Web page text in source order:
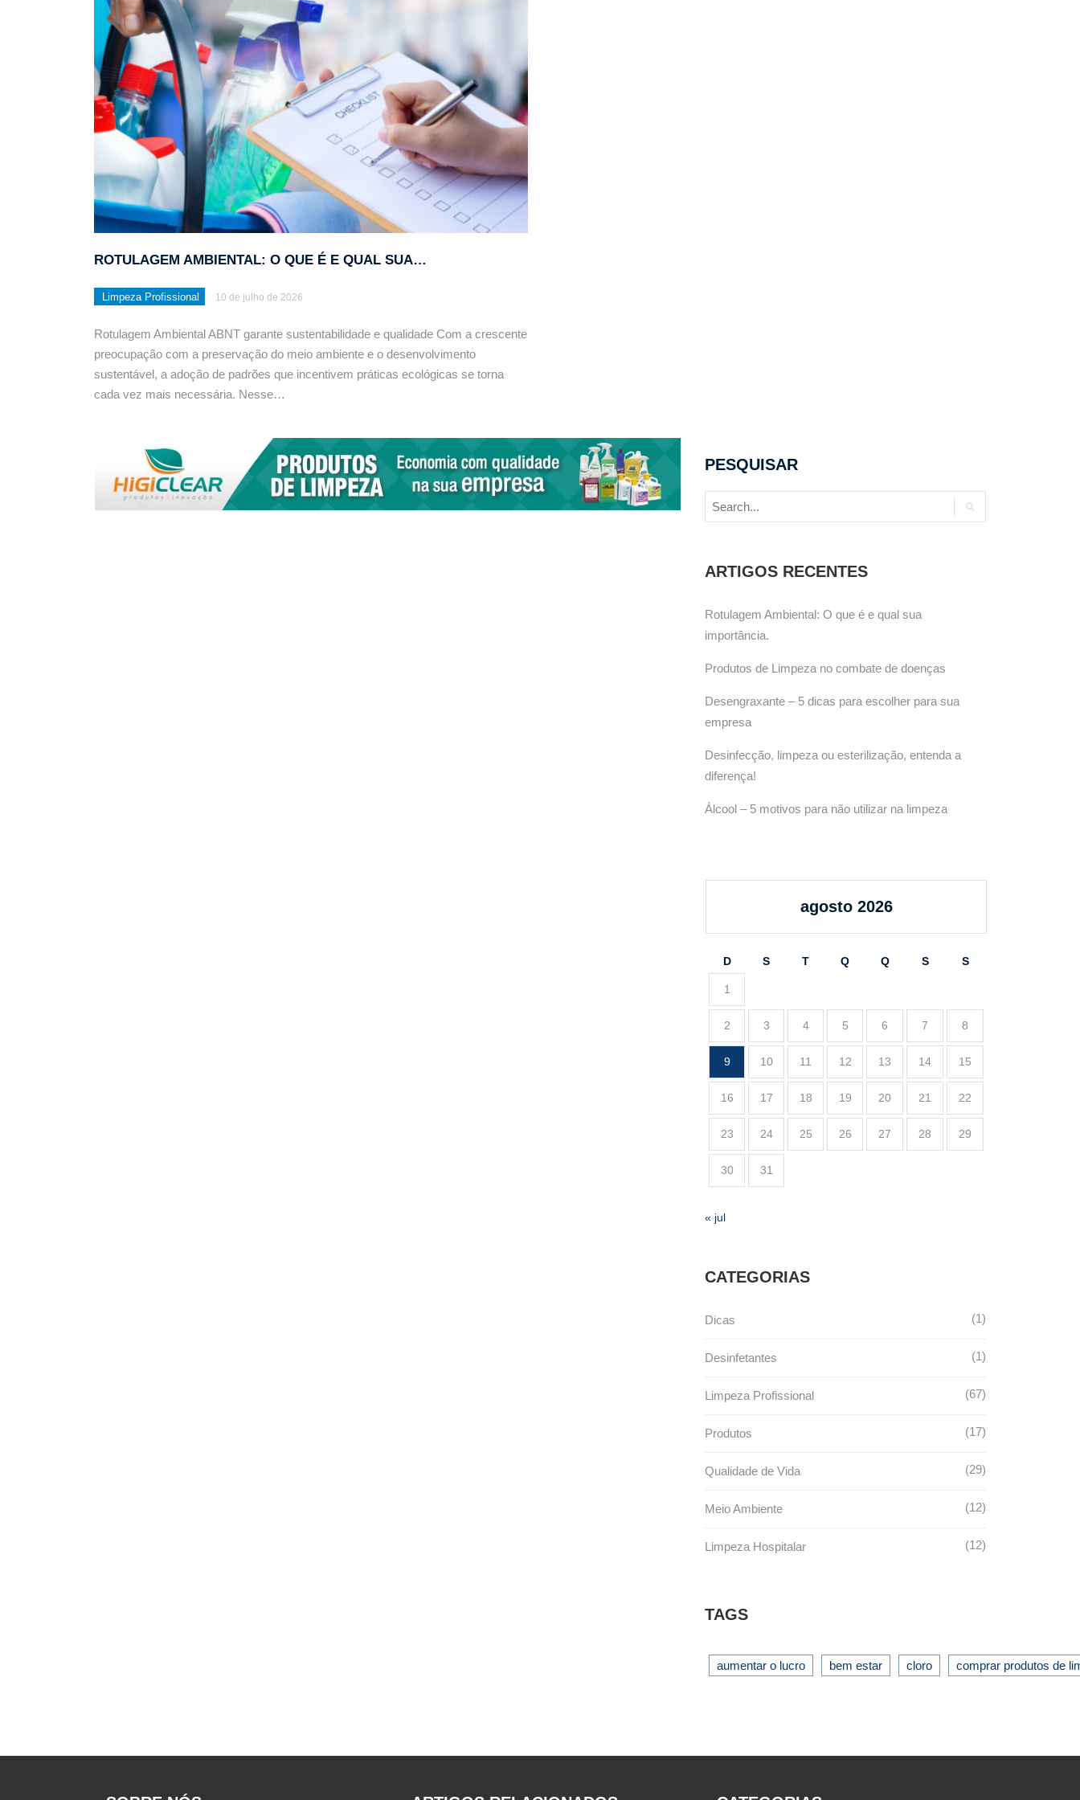
Limpeza pós obra: Técnicas, cuidados e produtos recomendados.
ROTULAGEM AMBIENTAL: O QUE É E QUAL SUA…
Limpeza Profissional 10 de julho de 2026
Rotulagem Ambiental ABNT garante sustentabilidade e qualidade Com a crescente
preocupação com a preservação do meio ambiente e o desenvolvimento
sustentável, a adoção de padrões que incentivem práticas ecológicas se torna
cada vez mais necessária. Nesse…
PESQUISAR
ARTIGOS RECENTES
Rotulagem Ambiental: O que é e qual sua
importância.
Produtos de Limpeza no combate de doenças
Desengraxante – 5 dicas para escolher para sua
empresa
Desinfecção, limpeza ou esterilização, entenda a
diferença!
Álcool – 5 motivos para não utilizar na limpeza
agosto 2026
D S T Q Q S S
1
2 3 4 5 6 7 8
9 10 11 12 13 14 15
16 17 18 19 20 21 22
23 24 25 26 27 28 29
30 31
« jul
CATEGORIAS
Dicas 1
Desinfetantes 1
Limpeza Profissional 67
Produtos 17
Qualidade de Vida 29
Meio Ambiente 12
Limpeza Hospitalar 12
TAGS
aumentar o lucro bem estar cloro comprar produtos de